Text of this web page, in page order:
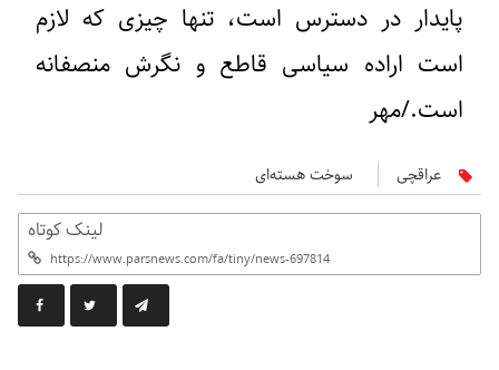
پایدار در دسترس است، تنها چیزی که لازم
است اراده سیاسی قاطع و نگرش منصفانه
است./مهر
عراقچی سوخت هسته‌ای
لینک کوتاه